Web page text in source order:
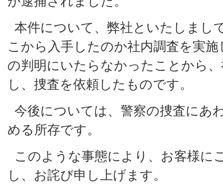
本件について、弊社といたしまし
こから入手したのか社内調査を実
の判明にいたらなかったことから
し、捜査を依頼したものです。
今後については、警察の捜査にあ
める所存です。
このような事態により、お客様に
し、お詫び申し上げます。